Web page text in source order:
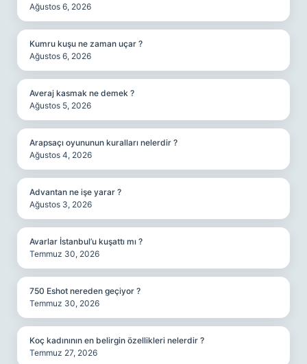
Ağustos 6, 2026
Kumru kuşu ne zaman uçar ?
Ağustos 6, 2026
Averaj kasmak ne demek ?
Ağustos 5, 2026
Arapsaçı oyununun kuralları nelerdir ?
Ağustos 4, 2026
Advantan ne işe yarar ?
Ağustos 3, 2026
Avarlar İstanbul’u kuşattı mı ?
Temmuz 30, 2026
750 Eshot nereden geçiyor ?
Temmuz 30, 2026
Koç kadınının en belirgin özellikleri nelerdir ?
Temmuz 27, 2026